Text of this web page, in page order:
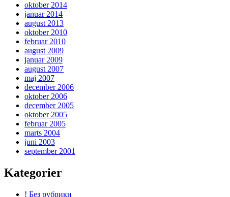
oktober 2014
januar 2014
august 2013
oktober 2010
februar 2010
august 2009
januar 2009
august 2007
maj 2007
december 2006
oktober 2006
december 2005
oktober 2005
februar 2005
marts 2004
juni 2003
september 2001
Kategorier
! Без рубрики